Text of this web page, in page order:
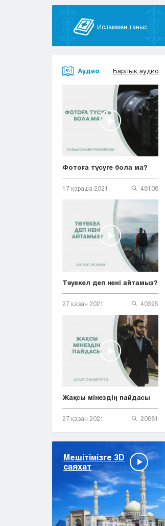
Исламмен таныс
Аудио Барлық аудио
Фотоға түсуге бола ма?
17 қараша 2021 48108
Тәуекел деп нені айтамыз?
27 қазан 2021 40395
Жақсы мінездің пайдасы
27 қазан 2021 20881
Мешітімізге 3D
саяхат